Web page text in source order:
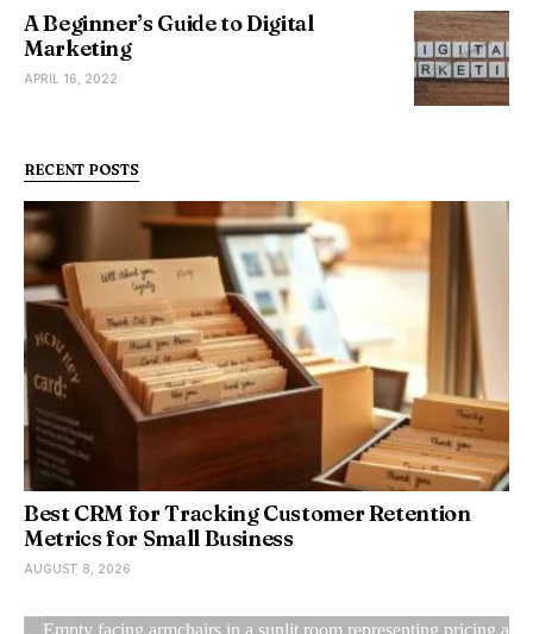
A Beginner’s Guide to Digital
Marketing
APRIL 16, 2022
RECENT POSTS
Best CRM for Tracking Customer Retention
Metrics for Small Business
AUGUST 8, 2026